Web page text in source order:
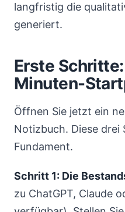
langfristig die
generiert.
Erste
Minuten-
Öffnen Sie jetzt ein
Notizbuch. Diese drei
Fundament.
Schritt 1: Die
zu ChatGPT, Claude